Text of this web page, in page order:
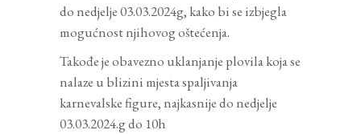
do nedjelje 03.03.2024g, kako bi se izbjegla
mogućnost njihovog oštećenja.
Takođe je obavezno uklanjanje plovila koja se
nalaze u blizini mjesta spaljivanja
karnevalske figure, najkasnije do nedjelje
03.03.2024.g do 10h